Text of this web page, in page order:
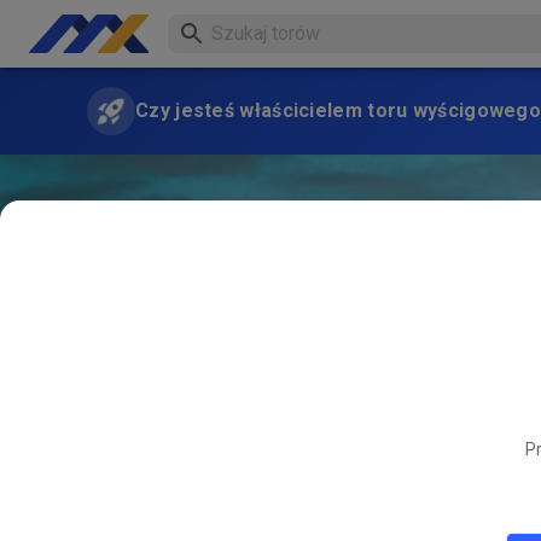
Czy jesteś właścicielem toru